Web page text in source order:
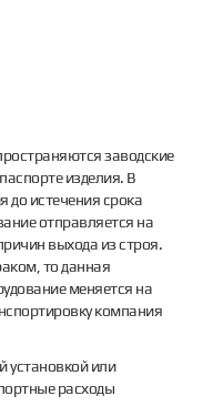
заводские
изделия. В
до истечения срока
отправляется на
выхода из строя.
то данная
меняется на
компания
установкой или
расходы